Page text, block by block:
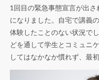
1回目の緊急事態宣言が出
になりました。自宅で講義
体験したことのない状況で
どを通して学生とコミュニ
してはなかなか慣れず、最